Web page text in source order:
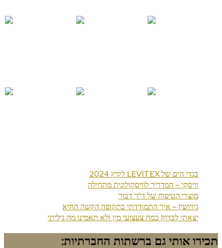
בגדי הים של LEVITEX לקיץ 2024
וויסקי – המדריך לוויסקולוגית מתחילה
מוצרי הטיפוח של ד"ר דבור
גירושין – איך התמודדתי בתקופה הקשה ההיא
יצאתי לבדוק כמה צעצועי מין ולא תאמינו מה גיליתי
תכירו אותי גם ברשתות החברתיות: